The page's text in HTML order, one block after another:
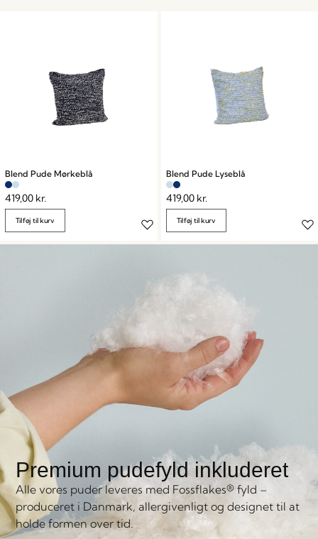
Blend Pude Mørkeblå
419,00 kr.
Tilføj til kurv
Blend Pude Lyseblå
419,00 kr.
Tilføj til kurv
Premium pudefyld inkluderet
Alle vores puder leveres med Fossflakes® fyld –
produceret i Danmark, allergivenligt og designet til at
holde formen over tid.